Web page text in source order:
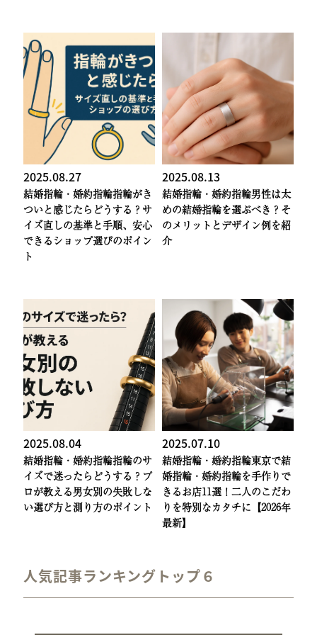
2025.08.27
結婚指輪・婚約指輪指輪がき
ついと感じたらどうする？サ
イズ直しの基準と手順、安心
できるショップ選びのポイン
ト
2025.08.13
結婚指輪・婚約指輪男性は太
めの結婚指輪を選ぶべき？そ
のメリットとデザイン例を紹
介
2025.08.04
結婚指輪・婚約指輪指輪のサ
イズで迷ったらどうする？プ
ロが教える男女別の失敗しな
い選び方と測り方のポイント
2025.07.10
結婚指輪・婚約指輪東京で結
婚指輪・婚約指輪を手作りで
きるお店11選！二人のこだわ
りを特別なカタチに【2026年
最新】
人気記事ランキングトップ６